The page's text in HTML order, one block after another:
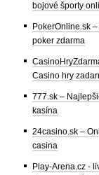
bojové športy
PokerOnline.sk
poker zdarma
Casino hry
777.sk –
kasína
24casino.sk –
casina
Play-Arena.cz -